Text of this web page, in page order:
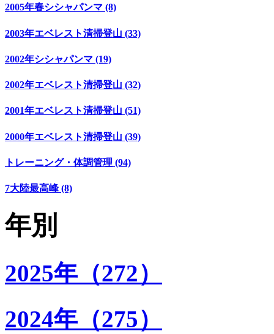
2005年春シシャパンマ (8)
2003年エベレスト清掃登山 (33)
2002年シシャパンマ (19)
2002年エベレスト清掃登山 (32)
2001年エベレスト清掃登山 (51)
2000年エベレスト清掃登山 (39)
トレーニング・体調管理 (94)
7大陸最高峰 (8)
年別
2025年（272）
2024年（275）